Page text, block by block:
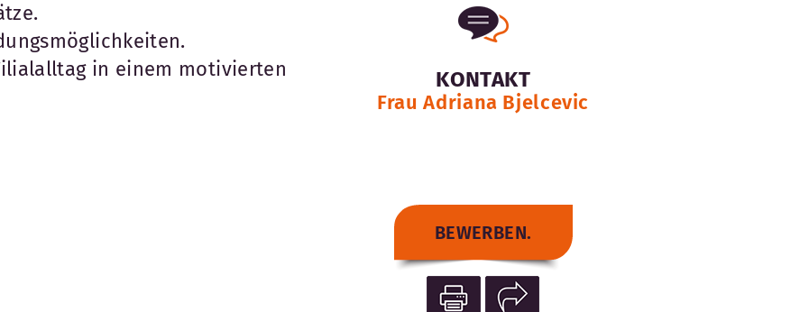
in einem motivierten
KONTAKT
Frau Adriana Bjelcevic
BEWERBEN.